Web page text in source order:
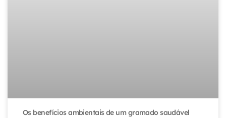
Os benefícios ambientais de um gramado saudável